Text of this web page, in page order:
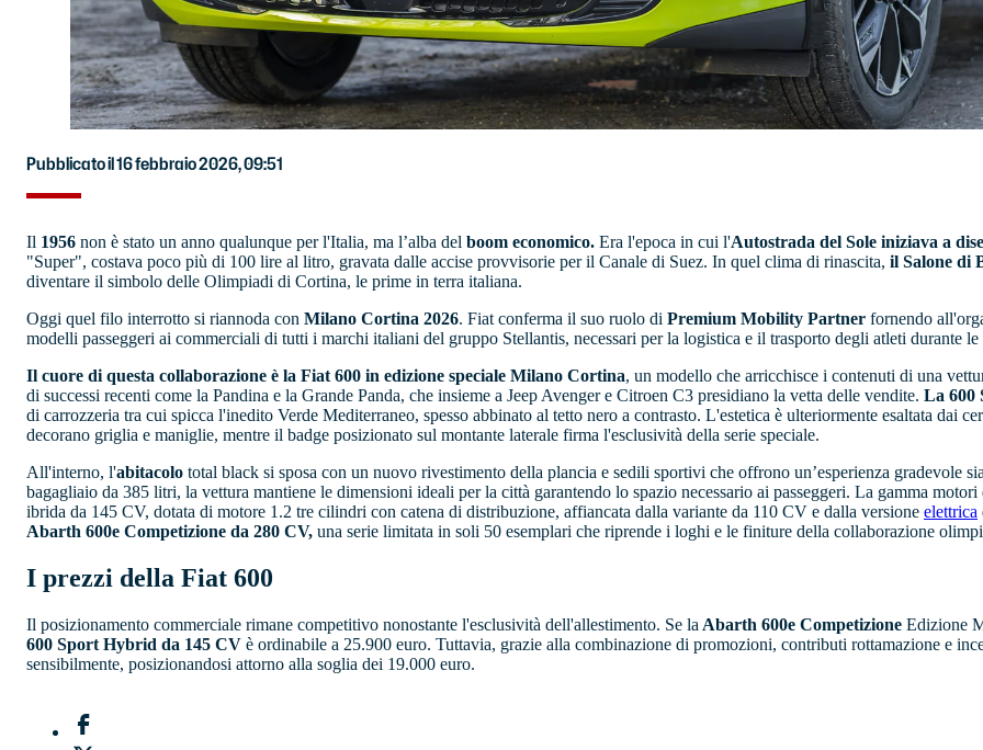
Pubblicato il 16 febbraio 2026, 09:51
Il 1956 non è stato un anno qualunque per l'Italia, ma l’alba del boom economico. Era l'epoca in cui l'Autostrada del Sole iniziava a
"Super", costava poco più di 100 lire al litro, gravata dalle accise provvisorie per il Canale di Suez. In quel clima di rinascita, il Salone di
diventare il simbolo delle Olimpiadi di Cortina, le prime in terra italiana.
Oggi quel filo interrotto si riannoda con Milano Cortina 2026. Fiat conferma il suo ruolo di Premium Mobility Partner fornendo
modelli passeggeri ai commerciali di tutti i marchi italiani del gruppo Stellantis, necessari per la logistica e il trasporto degli atleti durante
Il cuore di questa collaborazione è la Fiat 600 in edizione speciale Milano Cortina, un modello che arricchisce i contenuti di una
di successi recenti come la Pandina e la Grande Panda, che insieme a Jeep Avenger e Citroen C3 presidiano la vetta delle vendite. La 600
di carrozzeria tra cui spicca l'inedito Verde Mediterraneo, spesso abbinato al tetto nero a contrasto. L'estetica è ulteriormente esaltata dai
decorano griglia e maniglie, mentre il badge posizionato sul montante laterale firma l'esclusività della serie speciale.
All'interno, l'abitacolo total black si sposa con un nuovo rivestimento della plancia e sedili sportivi che offrono un’esperienza gradevole
bagagliaio da 385 litri, la vettura mantiene le dimensioni ideali per la città garantendo lo spazio necessario ai passeggeri. La gamma
ibrida da 145 CV, dotata di motore 1.2 tre cilindri con catena di distribuzione, affiancata dalla variante da 110 CV e dalla versione elettrica
Abarth 600e Competizione da 280 CV, una serie limitata in soli 50 esemplari che riprende i loghi e le finiture della collaborazione
I prezzi della Fiat 600
Il posizionamento commerciale rimane competitivo nonostante l'esclusività dell'allestimento. Se la Abarth 600e Competizione Edizione
600 Sport Hybrid da 145 CV è ordinabile a 25.900 euro. Tuttavia, grazie alla combinazione di promozioni, contributi rottamazione e
sensibilmente, posizionandosi attorno alla soglia dei 19.000 euro.